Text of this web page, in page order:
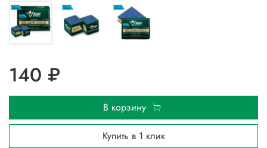
140 ₽
В корзину
Купить в 1 клик